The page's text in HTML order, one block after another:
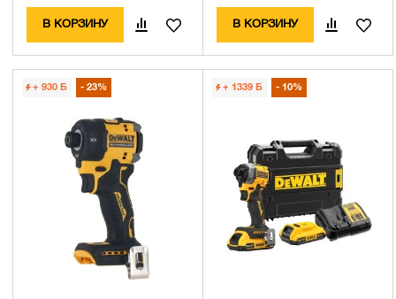
В КОРЗИНУ В КОРЗИНУ
+ 930 Б 23% + 1339 Б 10%